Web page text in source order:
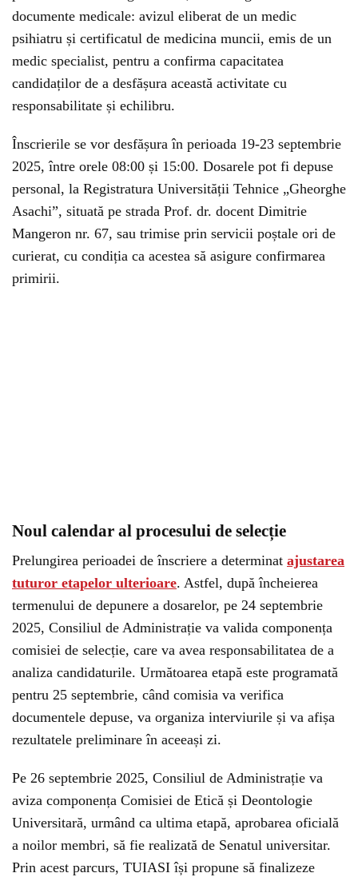
documente medicale: avizul eliberat de un medic
psihiatru și certificatul de medicina muncii, emis de un
medic specialist, pentru a confirma capacitatea
candidaților de a desfășura această activitate cu
responsabilitate și echilibru.
Înscrierile se vor desfășura în perioada 19-23 septembrie
2025, între orele 08:00 și 15:00. Dosarele pot fi depuse
personal, la Registratura Universității Tehnice „Gheorghe
Asachi”, situată pe strada Prof. dr. docent Dimitrie
Mangeron nr. 67, sau trimise prin servicii poștale ori de
curierat, cu condiția ca acestea să asigure confirmarea
primirii.
Noul calendar al procesului de selecție
Prelungirea perioadei de înscriere a determinat ajustarea
tuturor etapelor ulterioare. Astfel, după încheierea
termenului de depunere a dosarelor, pe 24 septembrie
2025, Consiliul de Administrație va valida componența
comisiei de selecție, care va avea responsabilitatea de a
analiza candidaturile. Următoarea etapă este programată
pentru 25 septembrie, când comisia va verifica
documentele depuse, va organiza interviurile și va afișa
rezultatele preliminare în aceeași zi.
Pe 26 septembrie 2025, Consiliul de Administrație va
aviza componența Comisiei de Etică și Deontologie
Universitară, urmând ca ultima etapă, aprobarea oficială
a noilor membri, să fie realizată de Senatul universitar.
Prin acest parcurs, TUIASI își propune să finalizeze